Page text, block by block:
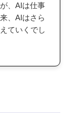
、AIは仕事
、AIはさら
ていくでし